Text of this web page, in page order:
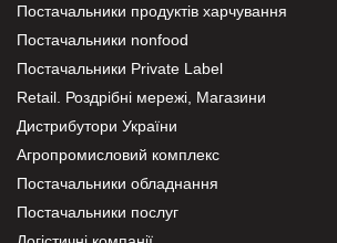
Постачальники продуктів харчування
Постачальники nonfood
Постачальники Private Label
Retail. Роздрібні мережі, Магазини
Дистрибутори України
Агропромисловий комплекс
Постачальники обладнання
Постачальники послуг